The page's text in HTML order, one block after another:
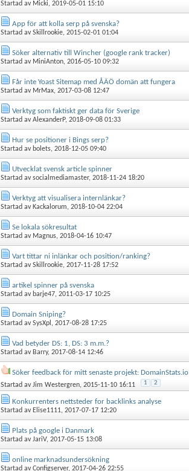
Startad av Micki, 2019-05-01 15:10
App för att kolla serp på svenska?
Startad avSkillrookie, 2015-02-01 01:04
Söker alternativ till Wincher (google rank tracker)
Startad av MiniAnton, 2016-05-10 09:32
Får inte Yoast Sitemap med ÅÄÖ domän att fungera
Startad av MrMax, 2017-03-08 12:47
Verktyg som faktiskt ger data för Sverige
Startad avAlexanderP, 2018-09-08 01:33
Hur se positioner i Bings serp?
Startad av bolets, 2018-12-05 09:40
Utvecklat svensk article spinner
Startad avsocialmediamaster, 2018-11-24 18:20
Verktyg att visualisera internlänkar?
Startad av Kackalorum, 2018-10-04 22:04
Se lokala sökresultat
Startad av Magnus, 2018-04-16 10:47
Vart tittar ni inlänkar och position/ranking?
Startad avSkillrookie, 2017-11-28 17:52
artikel spinner på svenska
Startad av barje47, 2011-03-17 10:25
Domain Sniping?
Startad avSysXpl , 2017-08-28 17:25
Vad betyder DS: 1, DS: 3 m.m.?
Startad av Barry, 2017-08-14 12:46
Söker feedback för mitt senaste projekt: DomainStats.io
Startad avJim Westergren, 2015-11-10 16:11 1 2
Konkurrenters nettsteder for backlinks analyse
Startad av Elise1111, 2017-07-17 12:20
Plats på google i Danmark
Startad avJariV, 2017-05-15 13:08
online marknadsundersökning
Startad avConfigserver, 2017-04-26 22:55